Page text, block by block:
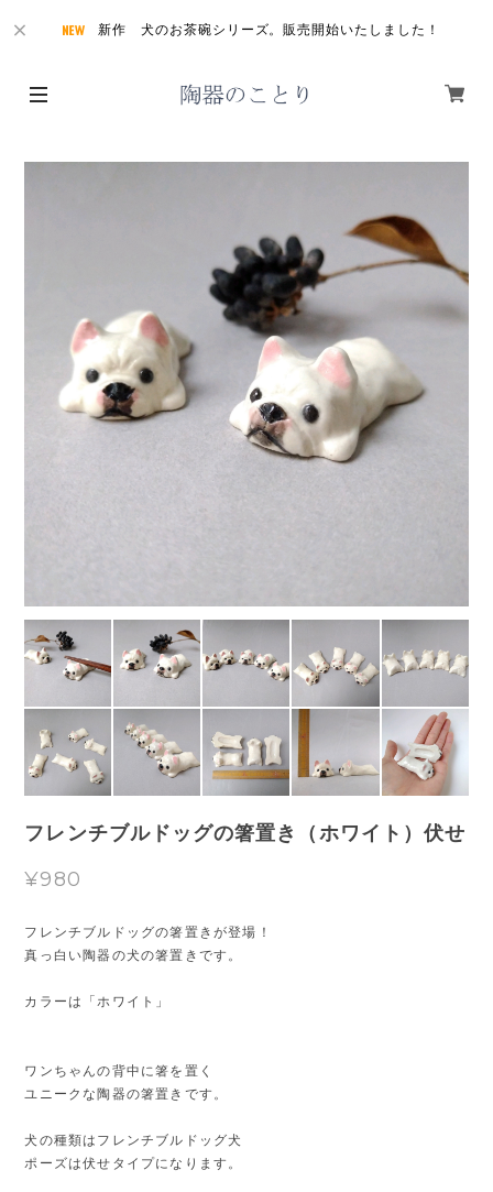
新作 犬のお茶碗シリーズ。販売開始いたしました！
フレンチブルドッグの箸置き（ホワイト）伏せ
¥980
フレンチブルドッグの箸置きが登場！
真っ白い陶器の犬の箸置きです。
カラーは「ホワイト」
ワンちゃんの背中に箸を置く
ユニークな陶器の箸置きです。
犬の種類はフレンチブルドッグ犬
ポーズは伏せタイプになります。